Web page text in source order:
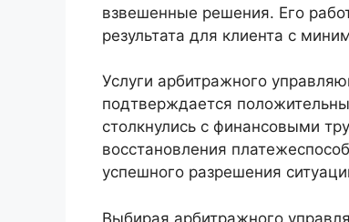
взвешенные решения. Его
результата для клиента с
Услуги арбитражного
подтверждается
столкнулись с финансовыми
восстановления
успешного разрешения
Выбирая арбитражного